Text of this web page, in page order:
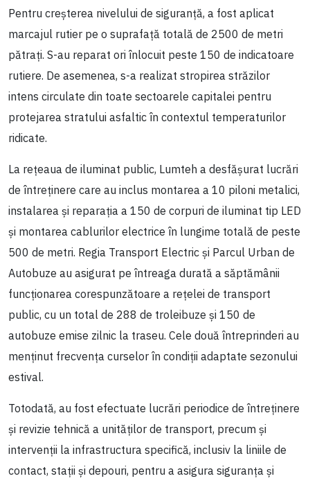
Pentru creșterea nivelului de siguranță, a fost aplicat
marcajul rutier pe o suprafață totală de 2500 de metri
pătrați. S-au reparat ori înlocuit peste 150 de indicatoare
rutiere. De asemenea, s-a realizat stropirea străzilor
intens circulate din toate sectoarele capitalei pentru
protejarea stratului asfaltic în contextul temperaturilor
ridicate.
La rețeaua de iluminat public, Lumteh a desfășurat lucrări
de întreținere care au inclus montarea a 10 piloni metalici,
instalarea și reparația a 150 de corpuri de iluminat tip LED
și montarea cablurilor electrice în lungime totală de peste
500 de metri. Regia Transport Electric și Parcul Urban de
Autobuze au asigurat pe întreaga durată a săptămânii
funcționarea corespunzătoare a rețelei de transport
public, cu un total de 288 de troleibuze și 150 de
autobuze emise zilnic la traseu. Cele două întreprinderi au
menținut frecvența curselor în condiții adaptate sezonului
estival.
Totodată, au fost efectuate lucrări periodice de întreținere
și revizie tehnică a unităților de transport, precum și
intervenții la infrastructura specifică, inclusiv la liniile de
contact, stații și depouri, pentru a asigura siguranța și